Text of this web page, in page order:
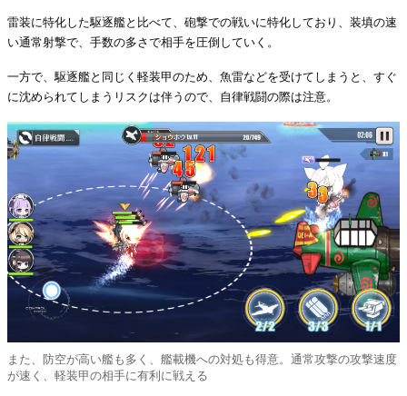
雷装に特化した駆逐艦と比べて、砲撃での戦いに特化しており、装填の速
い通常射撃で、手数の多さで相手を圧倒していく。
一方で、駆逐艦と同じく軽装甲のため、魚雷などを受けてしまうと、すぐ
に沈められてしまうリスクは伴うので、自律戦闘の際は注意。
また、防空が高い艦も多く、艦載機への対処も得意。通常攻撃の攻撃速度
が速く、軽装甲の相手に有利に戦える